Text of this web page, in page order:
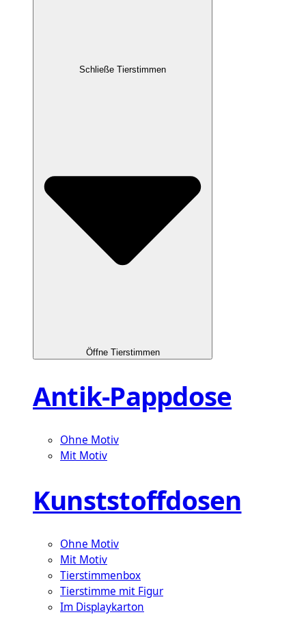
Schließe Tierstimmen
Öffne Tierstimmen
Antik-Pappdose
Ohne Motiv
Mit Motiv
Kunststoffdosen
Ohne Motiv
Mit Motiv
Tierstimmenbox
Tierstimme mit Figur
Im Displaykarton